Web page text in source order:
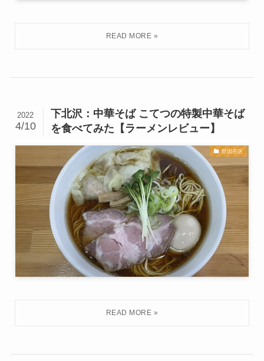
下北沢：中華そば こてつの特製中華そば
を食べてみた【ラーメンレビュー】
2022
4/10
世田谷区